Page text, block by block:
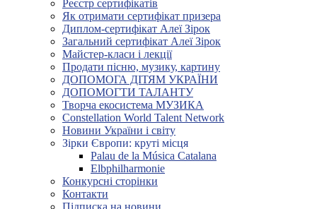
Реєстр сертифікатів
Як отримати сертифікат призера
Диплом-сертифікат Алеї Зірок
Загальний сертифікат Алеї Зірок
Майстер-класи і лекції
Продати пісню, музику, картину
ДОПОМОГА ДІТЯМ УКРАЇНИ
ДОПОМОГТИ ТАЛАНТУ
Творча екосистема МУЗИКА
Constellation World Talent Network
Новини України і світу
Зірки Європи: круті місця
Palau de la Música Catalana
Elbphilharmonie
Конкурсні сторінки
Контакти
Підписка на новини